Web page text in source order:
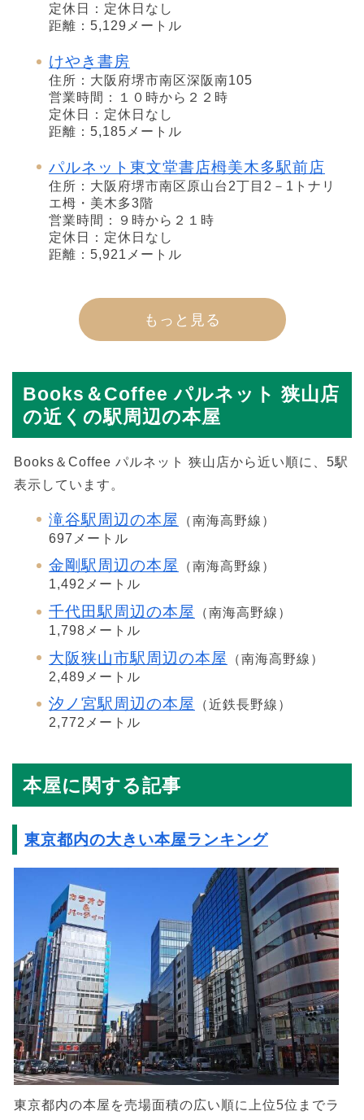
定休日：定休日なし
距離：5,129メートル
けやき書房
住所：大阪府堺市南区深阪南105
営業時間：１０時から２２時
定休日：定休日なし
距離：5,185メートル
パルネット東文堂書店栂美木多駅前店
住所：大阪府堺市南区原山台2丁目2－1トナリ
エ栂・美木多3階
営業時間：９時から２１時
定休日：定休日なし
距離：5,921メートル
もっと見る
Books＆Coffee パルネット 狭山店
の近くの駅周辺の本屋
Books＆Coffee パルネット 狭山店から近い順に、5駅
表示しています。
滝谷駅周辺の本屋
（南海高野線）
697メートル
金剛駅周辺の本屋
（南海高野線）
1,492メートル
千代田駅周辺の本屋
（南海高野線）
1,798メートル
大阪狭山市駅周辺の本屋
（南海高野線）
2,489メートル
汐ノ宮駅周辺の本屋
（近鉄長野線）
2,772メートル
本屋に関する記事
東京都内の大きい本屋ランキング
東京都内の本屋を売場面積の広い順に上位5位までラ